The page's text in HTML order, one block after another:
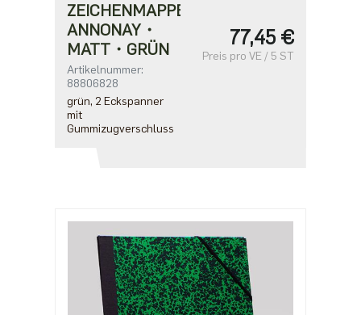
ZEICHENMAPPE
ANNONAY・
MATT・GRÜN
Artikelnummer:
88806828
grün, 2 Eckspanner
mit
Gummizugverschluss
77,45 €
Preis pro VE / 5 ST